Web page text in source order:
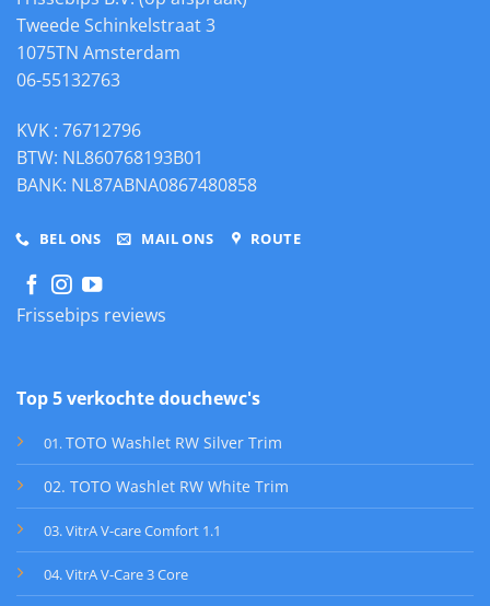
Tweede Schinkelstraat 3
1075TN Amsterdam
06-55132763
KVK : 76712796
BTW: NL860768193B01
BANK: NL87ABNA0867480858
BEL ONS MAIL ONS ROUTE
Frissebips reviews
Top 5 verkochte douchewc's
01 . TOTO Washlet RW Silver Trim
02. TOTO Washlet RW White Trim
03. VitrA V-care Comfort 1.1
04. VitrA V-Care 3 Core